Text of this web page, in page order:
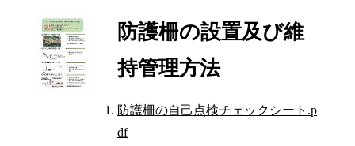
防護柵の設置及び維
持管理方法
防護柵の自己点検チェックシート.p
df